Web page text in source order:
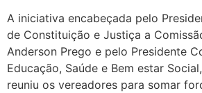
A iniciativa encabeçada pelo
de Constituição e Justiça a
Anderson Prego e pelo Presidente
Educação, Saúde e Bem estar
reuniu os vereadores para somar